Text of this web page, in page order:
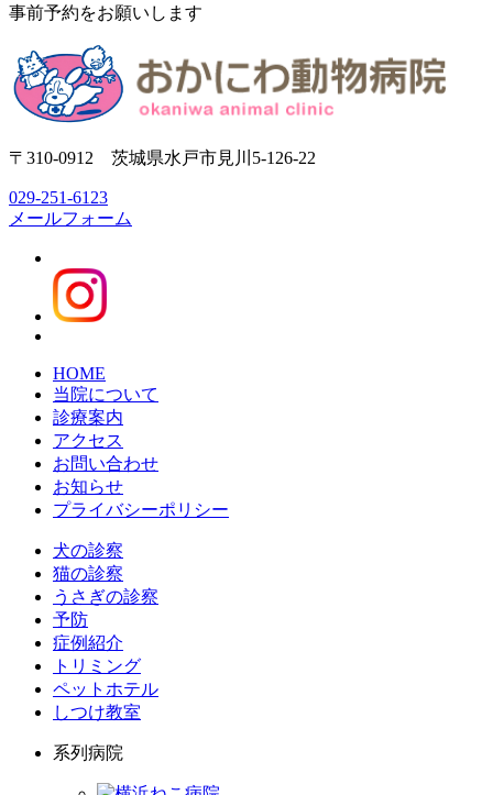
事前予約をお願いします
〒310-0912 茨城県水戸市見川5-126-22
029-251-6123
メールフォーム
HOME
当院について
診療案内
アクセス
お問い合わせ
お知らせ
プライバシーポリシー
犬の診察
猫の診察
うさぎの診察
予防
症例紹介
トリミング
ペットホテル
しつけ教室
系列病院